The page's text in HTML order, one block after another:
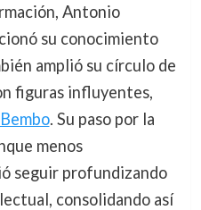
Antonio
su conocimiento
amplió su círculo de
figuras influyentes,
. Su paso por la
menos
seguir profundizando
consolidando así